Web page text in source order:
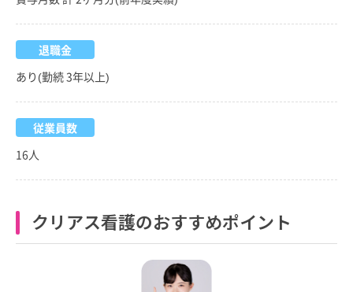
退職金
あり(勤続 3年以上)
従業員数
16人
クリアス看護のおすすめポイント